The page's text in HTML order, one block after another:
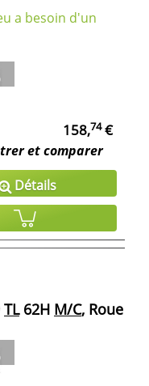
a besoin d'un
158,74€
et comparer
Détails
TL62H M/C, Roue